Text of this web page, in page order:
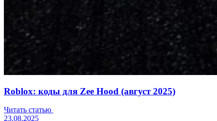
Roblox: коды для Zee Hood (август 2025)
Читать статью
23.08.2025